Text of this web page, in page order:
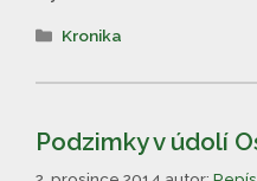
Rubriky
Kronika
Podzimky v údolí